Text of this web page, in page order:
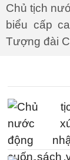
Chủ tịch
biểu cấp
Tượng đài